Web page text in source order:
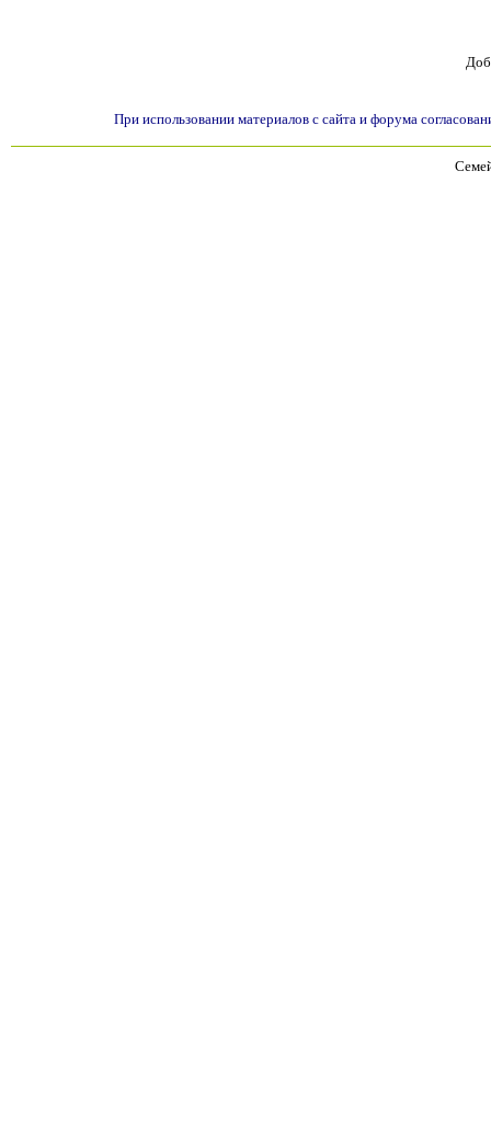
При использовании материалов с сайта и форума